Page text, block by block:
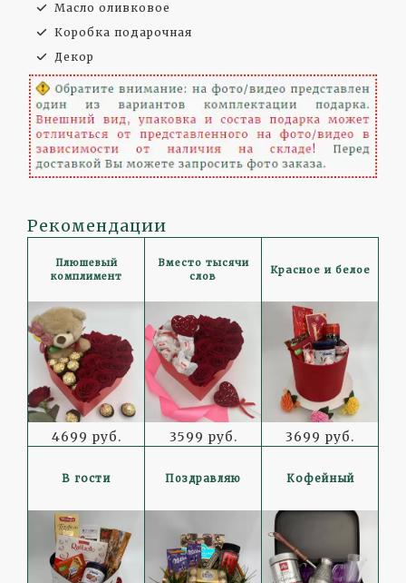
Масло оливковое
Коробка подарочная
Декор
Рекомендации
Плюшевый
комплимент
4699 руб.
Вместо тысячи
слов
3599 руб.
Красное и белое
3699 руб.
В гости Поздравляю Кофейный